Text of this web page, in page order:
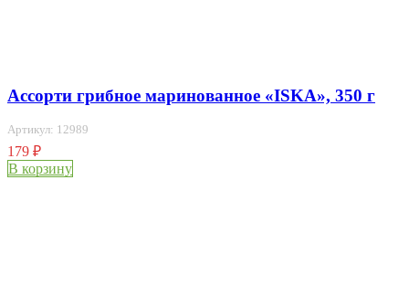
Ассорти грибное маринованное «ISKA», 350 г
Артикул: 12989
179 ₽
В корзину